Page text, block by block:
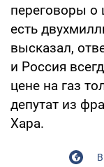
переговоры о
есть
высказал,
и Россия
цене на газ
депутат из
Хара.